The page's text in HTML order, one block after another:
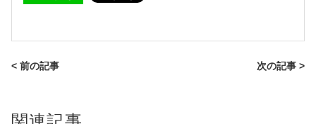
< 前の記事 次の記事 >